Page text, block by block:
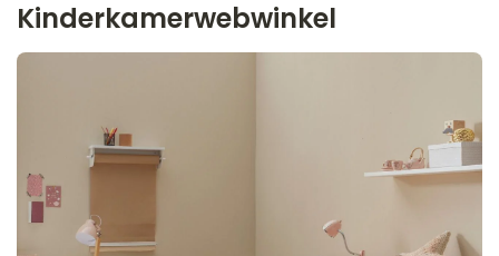
Kinderkamerwebwinkel